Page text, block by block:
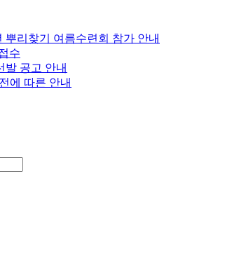
뿌리찾기 여름수련회 참가 안내
수
발 공고 안내
에 따른 안내